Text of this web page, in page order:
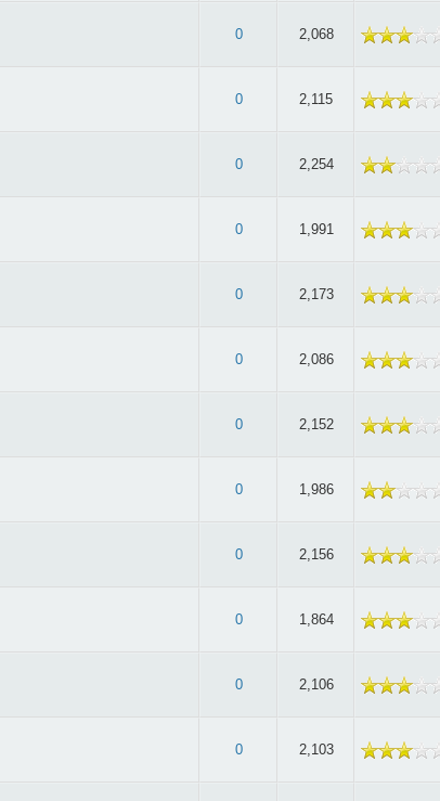
0 2,068
0 2,115
0 2,254
0 1,991
0 2,173
0 2,086
0 2,152
0 1,986
0 2,156
0 1,864
0 2,106
0 2,103